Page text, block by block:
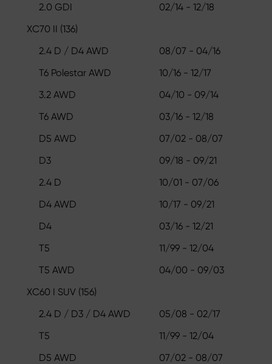
2.0 GDI
02/14 - 12/18
XC70 II (136)
2.4 D / D4 AWD
08/07 - 04/16
T6 Polestar AWD
10/16 - 12/17
3.2 AWD
04/10 - 09/14
T6 AWD
03/16 - 12/18
D5 AWD
07/02 - 08/07
D3
09/18 - 09/21
2.4 D
10/01 - 07/06
D4 AWD
10/17 - 09/21
D4
03/16 - 12/21
T5
11/99 - 12/04
T5 AWD
04/00 - 09/03
XC60 I SUV (156)
2.4 D / D3 / D4 AWD
05/08 - 02/17
T5
11/99 - 12/04
D5 AWD
07/02 - 08/07